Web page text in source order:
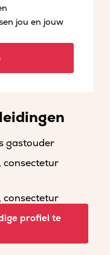
jou en jouw
gastouder
consectetur
consectetur
profiel te